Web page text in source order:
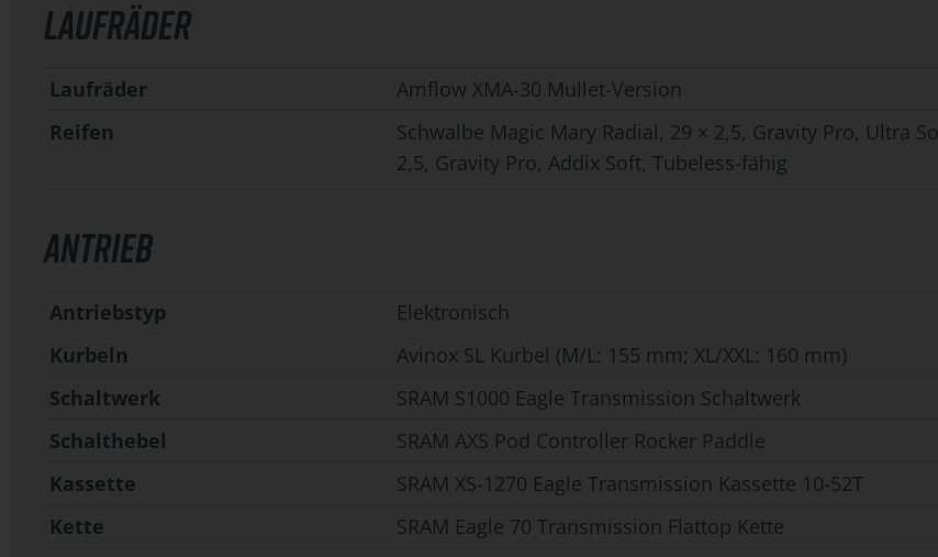
LAUFRÄDER
Laufräder
Amflow XMA-30 Mullet-Version
Reifen
Schwalbe Magic Mary Radial, 29 × 2,5, Gravity Pro, Ultra
2,5, Gravity Pro, Addix Soft, Tubeless-fähig
ANTRIEB
Antriebstyp
Elektronisch
Kurbeln
Avinox SL Kurbel (M/L: 155 mm; XL/XXL: 160 mm)
Schaltwerk
SRAM S1000 Eagle Transmission Schaltwerk
Schalthebel
SRAM AXS Pod Controller Rocker Paddle
Kassette
SRAM XS-1270 Eagle Transmission Kassette 10-52T
Kette
SRAM Eagle 70 Transmission Flattop Kette